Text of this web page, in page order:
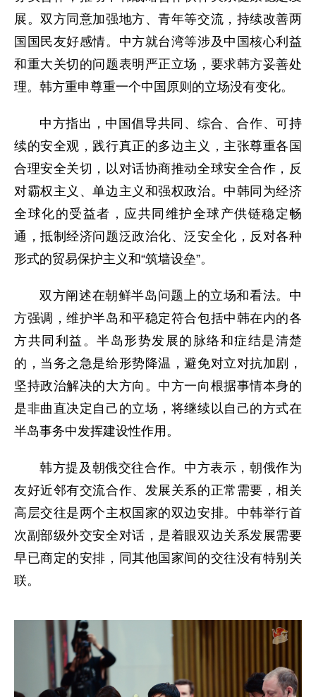
展。双方同意加强地方、青年等交流，持续改善两
国国民友好感情。中方就台湾等涉及中国核心利益
和重大关切的问题表明严正立场，要求韩方妥善处
理。韩方重申尊重一个中国原则的立场没有变化。
中方指出，中国倡导共同、综合、合作、可持
续的安全观，践行真正的多边主义，主张尊重各国
合理安全关切，以对话协商推动全球安全合作，反
对霸权主义、单边主义和强权政治。中韩同为经济
全球化的受益者，应共同维护全球产供链稳定畅
通，抵制经济问题泛政治化、泛安全化，反对各种
形式的贸易保护主义和“筑墙设垒”。
双方阐述在朝鲜半岛问题上的立场和看法。中
方强调，维护半岛和平稳定符合包括中韩在内的各
方共同利益。半岛形势发展的脉络和症结是清楚
的，当务之急是给形势降温，避免对立对抗加剧，
坚持政治解决的大方向。中方一向根据事情本身的
是非曲直决定自己的立场，将继续以自己的方式在
半岛事务中发挥建设性作用。
韩方提及朝俄交往合作。中方表示，朝俄作为
友好近邻有交流合作、发展关系的正常需要，相关
高层交往是两个主权国家的双边安排。中韩举行首
次副部级外交安全对话，是着眼双边关系发展需要
早已商定的安排，同其他国家间的交往没有特别关
联。